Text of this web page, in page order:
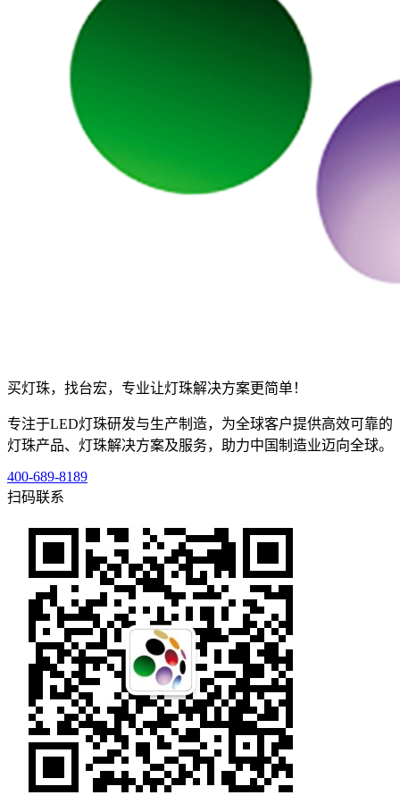
买灯珠，找台宏，专业让灯珠解决方案更简单！
专注于LED灯珠研发与生产制造，为全球客户提供高效可靠的
灯珠产品、灯珠解决方案及服务，助力中国制造业迈向全球。
400-689-8189
扫码联系